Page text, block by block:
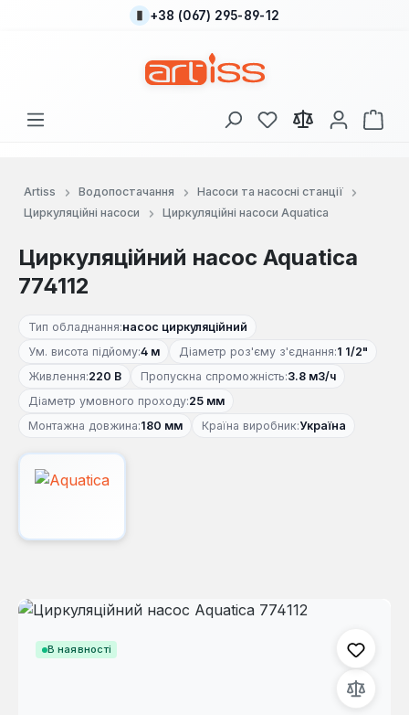
Перейти до основного вмісту
+38 (067) 295-89-12
У вас є 0 у списку
Artiss Водопостачання
Насоси та насосні станції
Циркуляційні насоси
Циркуляційні насоси Aquatica
Циркуляційний насос Aquatica
774112
Тип обладнання:насос циркуляційний
Ум. висота підйому:4 м Діаметр роз'єму з'єднання:1 1/2"
Живлення:220 В Пропускна спроможність:3.8 м3/ч
Діаметр умовного проходу:25 мм
Монтажна довжина:180 мм Країна виробник:Україна
В наявності
Пропустити галерею зображень